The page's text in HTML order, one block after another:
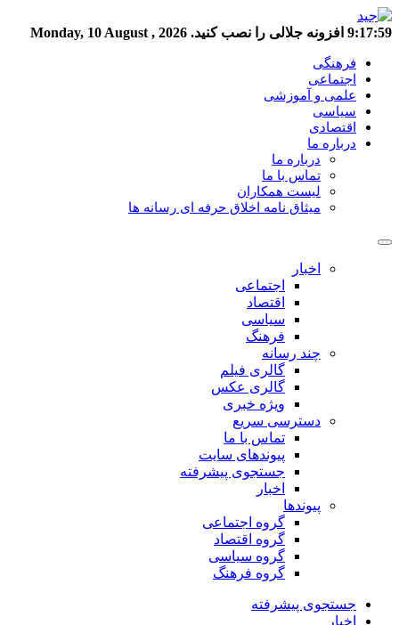
9:17:59 افزونه جلالی را نصب کنید. Monday, 10 August , 2026
فرهنگی
اجتماعی
علمی و آموزشی
سیاسی
اقتصادی
درباره ما
درباره ما
تماس با ما
لیست همکاران
میثاق نامه اخلاق حرفه ای رسانه ها
اخبار
اجتماعی
اقتصاد
سیاسی
فرهنگ
چند رسانه
گالری فیلم
گالری عکس
ویژه خبری
دسترسی سریع
تماس با ما
پیوندهای سایت
جستجوی پیشرفته
اخبار
پیوندها
گروه اجتماعی
گروه اقتصاد
گروه سیاسی
گروه فرهنگ
جستجوی پیشرفته
اخبار